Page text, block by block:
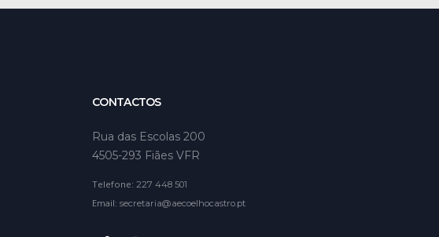
CONTACTOS
Rua das Escolas 200
4505-293 Fiães VFR
Telefone: 227 448 501
Email: secretaria@aecoelhocastro.pt